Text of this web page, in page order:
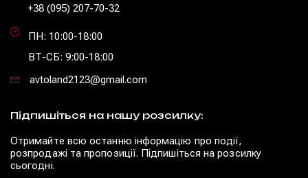
+38 (095) 207-70-32
ПН: 10:00-18:00
ВТ-СБ: 9:00-18:00
avtoland2123@gmail.com
Підпишіться на нашу розсилку:
Отримайте всю останню інформацію про події,
розпродажі та пропозиції. Підпишіться на розсилку
сьогодні.